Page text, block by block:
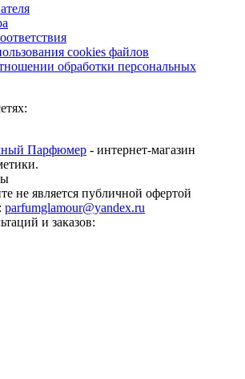
cookies файлов
обработки персональных
Парфюмер - интернет-магазин
не является публичной офертой
parfumglamour@yandex.ru
и заказов: